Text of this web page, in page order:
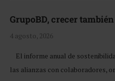
GrupoBD, crecer
4 agosto, 2026
El informe anual de
las alianzas con colaboradores,